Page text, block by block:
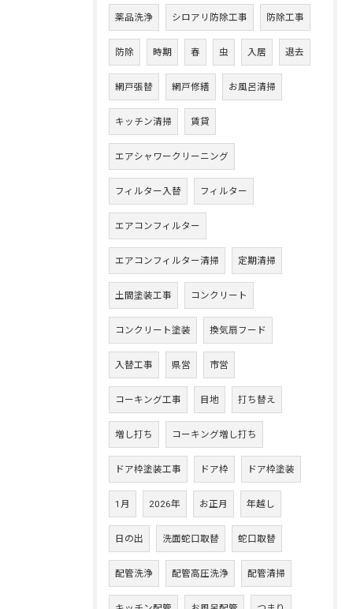
薬品洗浄 シロアリ防除工事 防除工事
防除 時期 春 虫 入居 退去
網戸張替 網戸修繕 お風呂清掃
キッチン清掃 賃貸
エアシャワークリーニング
フィルター入替 フィルター
エアコンフィルター
エアコンフィルター清掃 定期清掃
土間塗装工事 コンクリート
コンクリート塗装 換気扇フード
入替工事 県営 市営
コーキング工事 目地 打ち替え
増し打ち コーキング増し打ち
ドア枠塗装工事 ドア枠 ドア枠塗装
1月 2026年 お正月 年越し
日の出 洗面蛇口取替 蛇口取替
配管洗浄 配管高圧洗浄 配管清掃